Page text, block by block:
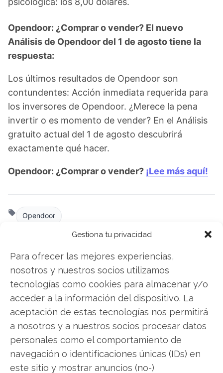
Gestiona tu privacidad
Para ofrecer las mejores experiencias,
nosotros y nuestros socios utilizamos
tecnologías como cookies para almacenar y/o
acceder a la información del dispositivo. La
aceptación de estas tecnologías nos permitirá
a nosotros y a nuestros socios procesar datos
personales como el comportamiento de
navegación o identificaciones únicas (IDs) en
este sitio y mostrar anuncios (no-)
Opendoor: ¿Comprar o vender? El nuevo
Análisis de Opendoor del 1 de agosto tiene la
respuesta:
Los últimos resultados de Opendoor son
contundentes: Acción inmediata requerida para
los inversores de Opendoor. ¿Merece la pena
invertir o es momento de vender? En el Análisis
gratuito actual del 1 de agosto descubrirá
exactamente qué hacer.
Opendoor: ¿Comprar o vender? ¡Lee más aquí!
Opendoor
Compartir este artículo
Twitter
Facebook
Copiar enlace